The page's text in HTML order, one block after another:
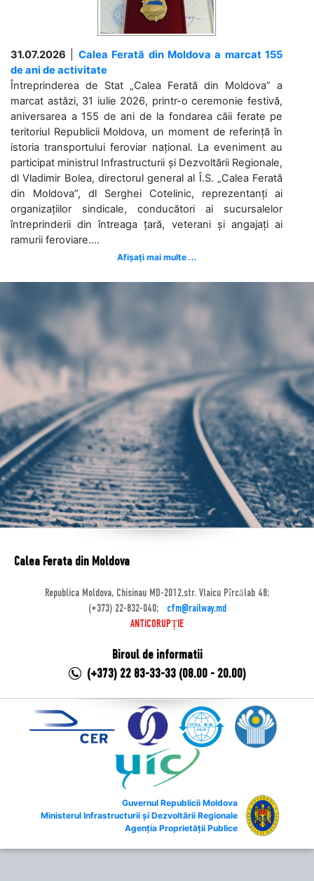
31.07.2026
Calea Ferată din Moldova a marcat 155
de ani de activitate
Întreprinderea de Stat „Calea Ferată din Moldova” a
marcat astăzi, 31 iulie 2026, printr-o ceremonie festivă,
aniversarea a 155 de ani de la fondarea căii ferate pe
teritoriul Republicii Moldova, un moment de referință în
istoria transportului feroviar național. La eveniment au
participat ministrul Infrastructurii și Dezvoltării Regionale,
dl Vladimir Bolea, directorul general al Î.S. „Calea Ferată
din Moldova”, dl Serghei Cotelinic, reprezentanți ai
organizațiilor sindicale, conducători ai sucursalelor
întreprinderii din întreaga țară, veterani și angajați ai
ramurii feroviare....
Afișați mai multe ...
Calea Ferata din Moldova
Republica Moldova, Chisinau MD-2012,str. Vlaicu Pîrcălab 48;
(+373) 22-832-040;
cfm@railway.md
ANTICORUPȚIE
Biroul de informatii
(+373) 22 83-33-33 (08.00 - 20.00)
Guvernul Republicii Moldova
Ministerul Infrastructurii și Dezvoltării Regionale
Agenția Proprietății Publice